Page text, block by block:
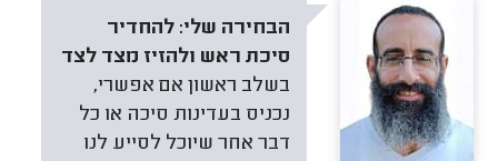
הבחירה שלי: להחדיר
סיכת ראש ולהזיז מצד לצד
בשלב ראשון אם אפשרי,
נכניס בעדינות סיכה או כל
דבר אחר שיוכל לסייע לנו